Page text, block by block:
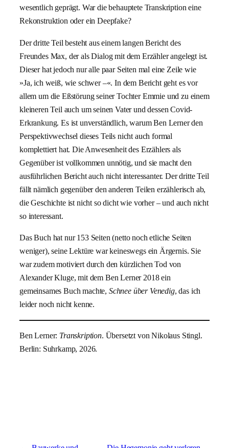
wesentlich geprägt. War die behauptete Transkription eine
Rekonstruktion oder ein Deepfake?
Der dritte Teil besteht aus einem langen Bericht des
Freundes Max, der als Dialog mit dem Erzähler angelegt ist.
Dieser hat jedoch nur alle paar Seiten mal eine Zeile wie
»Ja, ich weiß, wie schwer –«. In dem Bericht geht es vor
allem um die Eßstörung seiner Tochter Emmie und zu einem
kleineren Teil auch um seinen Vater und dessen Covid-
Erkrankung. Es ist unverständlich, warum Ben Lerner den
Perspektivwechsel dieses Teils nicht auch formal
komplettiert hat. Die Anwesenheit des Erzählers als
Gegenüber ist vollkommen unnötig, und sie macht den
ausführlichen Bericht auch nicht interessanter. Der dritte Teil
fällt nämlich gegenüber den anderen Teilen erzählerisch ab,
die Geschichte ist nicht so dicht wie vorher – und auch nicht
so interessant.
Das Buch hat nur 153 Seiten (netto noch etliche Seiten
weniger), seine Lektüre war keineswegs ein Ärgernis. Sie
war zudem motiviert durch den kürzlichen Tod von
Alexander Kluge, mit dem Ben Lerner 2018 ein
gemeinsames Buch machte, Schnee über Venedig, das ich
leider noch nicht kenne.
Ben Lerner: Transkription. Übersetzt von Nikolaus Stingl.
Berlin: Suhrkamp, 2026.